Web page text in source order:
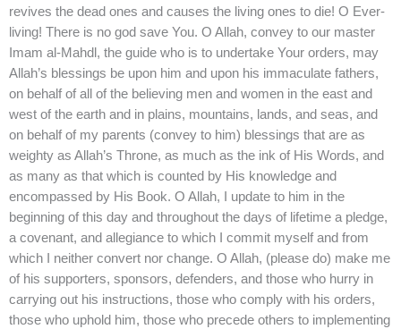
revives the dead ones and causes the living ones to die! O Ever-
living! There is no god save You. O Allah, convey to our master
Imam al-Mahdl, the guide who is to undertake Your orders, may
Allah’s blessings be upon him and upon his immaculate fathers,
on behalf of all of the believing men and women in the east and
west of the earth and in plains, mountains, lands, and seas, and
on behalf of my parents (convey to him) blessings that are as
weighty as Allah’s Throne, as much as the ink of His Words, and
as many as that which is counted by His knowledge and
encompassed by His Book. O Allah, I update to him in the
beginning of this day and throughout the days of lifetime a pledge,
a covenant, and allegiance to which I commit myself and from
which I neither convert nor change. O Allah, (please do) make me
of his supporters, sponsors, defenders, and those who hurry in
carrying out his instructions, those who comply with his orders,
those who uphold him, those who precede others to implementing